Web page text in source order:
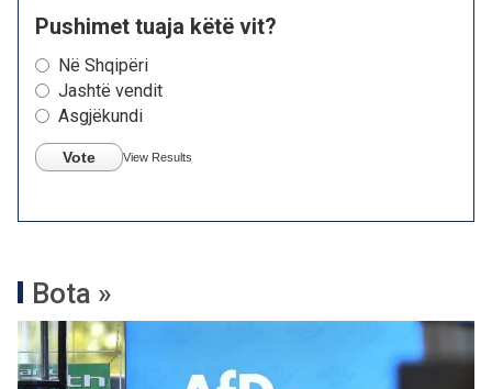
Pushimet tuaja këtë vit?
Në Shqipëri
Jashtë vendit
Asgjëkundi
Vote View Results
Bota »